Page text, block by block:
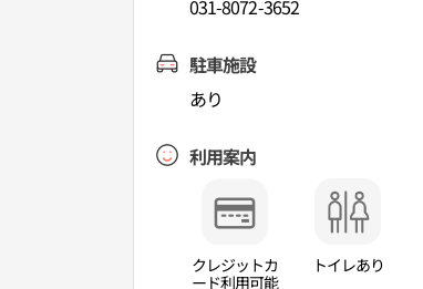
031-8072-3652
駐車施設
あり
利用案内
クレジットカ
ード利用可能
トイレあり